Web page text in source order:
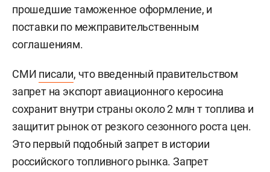
прошедшие таможенное оформление, и
поставки по межправительственным
соглашениям.
СМИ писали, что введенный правительством
запрет на экспорт авиационного керосина
сохранит внутри страны около 2 млн т топлива и
защитит рынок от резкого сезонного роста цен.
Это первый подобный запрет в истории
российского топливного рынка. Запрет